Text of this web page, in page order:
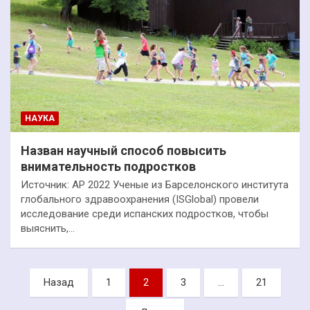
НАУКА
Назван научный способ повысить
внимательность подростков
Источник: AP 2022 Ученые из Барселонского института
глобального здравоохранения (ISGlobal) провели
исследование среди испанских подростков, чтобы
выяснить,…
Пагинация
записей
Назад 1 2 3 … 21